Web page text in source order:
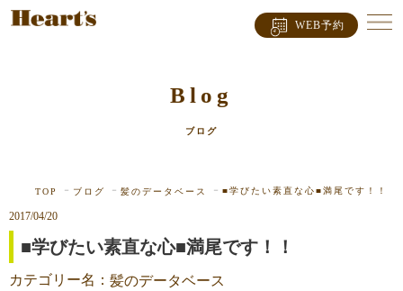
Blog
ブログ
TOP ブログ 髪のデータベース ■学びたい素直な心■満尾です！！
WEB予約
2017/04/20
■学びたい素直な心■満尾です！！
カテゴリー名： 髪のデータベース